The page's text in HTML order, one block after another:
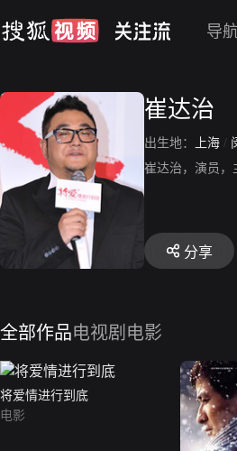
导
崔达治
出生地： 上海 /
崔达治，演员，
分享
全部作品电视剧 电影
将爱情进行到底
电影